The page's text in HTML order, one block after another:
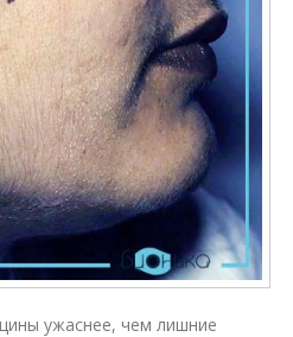
ужаснее, чем лишние